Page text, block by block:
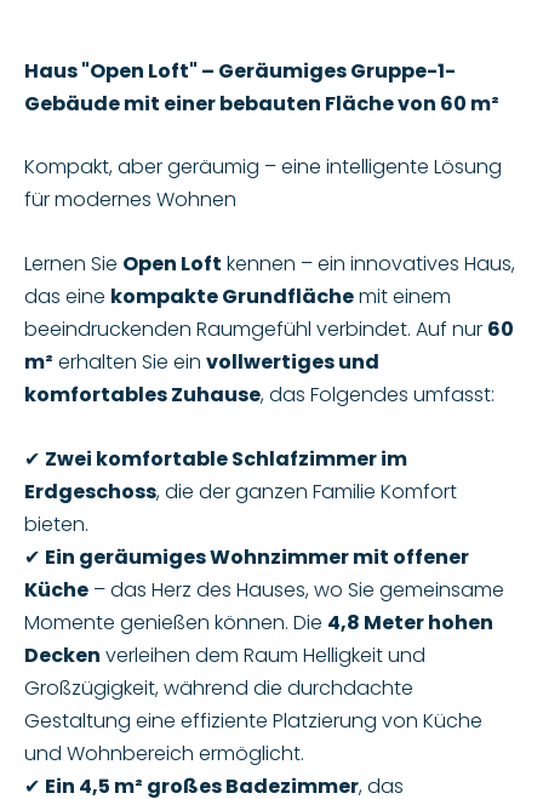
Haus "Open Loft" – Geräumiges Gruppe-1-
Gebäude mit einer bebauten Fläche von 60 m²
Kompakt, aber geräumig – eine intelligente Lösung
für modernes Wohnen
Lernen Sie Open Loft kennen – ein innovatives Haus,
das eine kompakte Grundflächemit einem
beeindruckenden Raumgefühl verbindet. Auf nur 60
m² erhalten Sie ein vollwertiges und
komfortables Zuhause, das Folgendes umfasst:
✔ Zwei komfortable Schlafzimmer im
Erdgeschoss, die der ganzen Familie Komfort
bieten.
✔ Ein geräumiges Wohnzimmer mit offener
Küche – das Herz des Hauses, wo Sie gemeinsame
Momente genießen können. Die 4,8 Meter hohen
Decken verleihen dem Raum Helligkeit und
Großzügigkeit, während die durchdachte
Gestaltung eine effiziente Platzierung von Küche
und Wohnbereich ermöglicht.
✔ Ein 4,5 m² großes Badezimmer, das